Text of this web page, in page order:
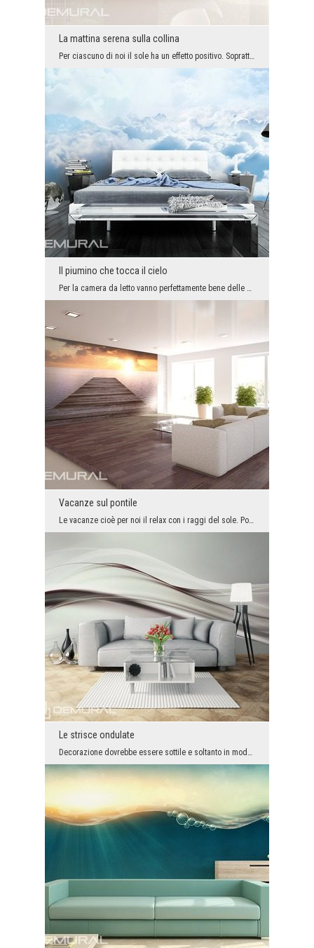
La mattina serena sulla collina
Per ciascuno di noi il sole ha un effetto positivo. Soprattutto quando abbiamo la possibilità di ...
Il piumino che tocca il cielo
Per la camera da letto vanno perfettamente bene delle decorazioni delicate, tra le quali il sonno...
Vacanze sul pontile
Le vacanze cioè per noi il relax con i raggi del sole. Poi ci si può sedere al lago ed ammirare l...
Le strisce ondulate
Decorazione dovrebbe essere sottile e soltanto in modo delicato arricchire l’arrangiamento dell’i...